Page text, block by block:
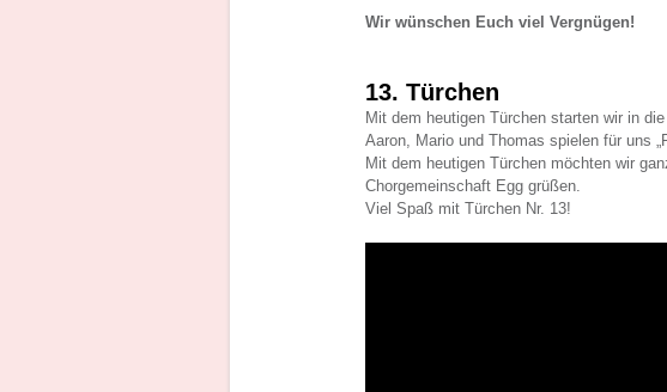
Wir wünschen Euch viel Vergnügen!
13. Türchen
Mit dem heutigen Türchen starten wir in
Aaron, Mario und Thomas spielen für uns
Mit dem heutigen Türchen möchten wir
Chorgemeinschaft Egg grüßen.
Viel Spaß mit Türchen Nr. 13!